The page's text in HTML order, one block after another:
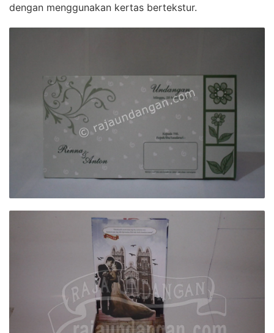
dengan menggunakan kertas bertekstur.